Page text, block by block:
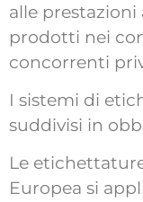
alle
prodotti nei
concorrenti
I sistemi di
suddivisi in
Le
Europea si